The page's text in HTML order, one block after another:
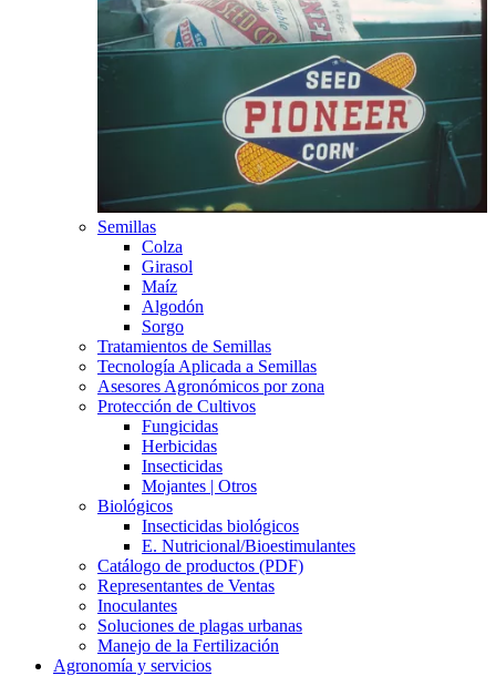
Semillas
Colza
Girasol
Maíz
Algodón
Sorgo
Tratamientos de Semillas
Tecnología Aplicada a Semillas
Asesores Agronómicos por zona
Protección de Cultivos
Fungicidas
Herbicidas
Insecticidas
Mojantes | Otros
Biológicos
Insecticidas biológicos
E. Nutricional/Bioestimulantes
Catálogo de productos (PDF)
Representantes de Ventas
Inoculantes
Soluciones de plagas urbanas
Manejo de la Fertilización
Agronomía y servicios